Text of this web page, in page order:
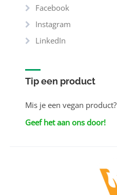
Facebook
Instagram
LinkedIn
Tip een product
Mis je een vegan product?
Geef het aan ons door!